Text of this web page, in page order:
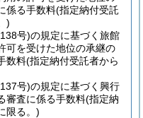
係る手数料(指定納付受託
)
号)の規定に基づく旅館
可を受けた地位の承継の
数料(指定納付受託者から
号)の規定に基づく興行
審査に係る手数料(指定納
限る。)